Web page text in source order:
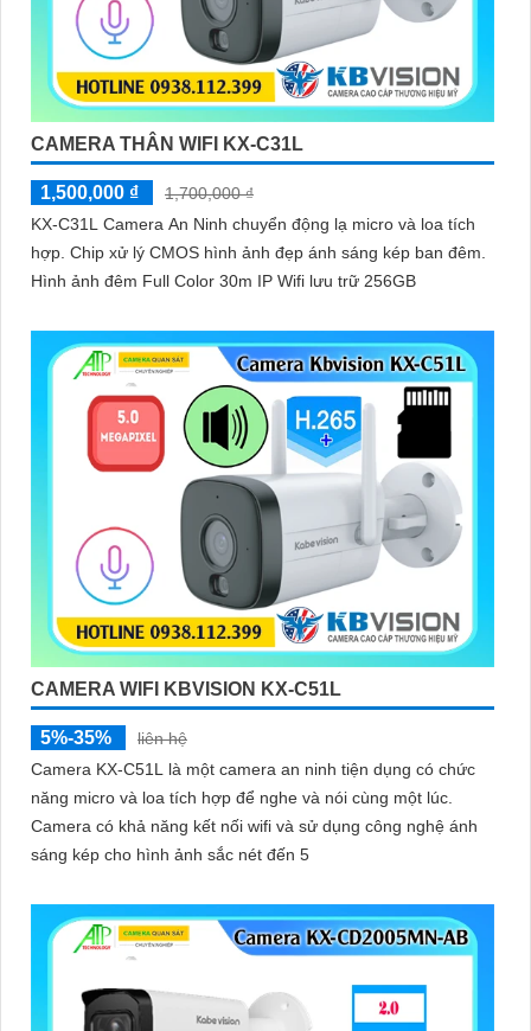
CAMERA THÂN WIFI KX-C31L
1,500,000 ₫
1,700,000 ₫
KX-C31L Camera An Ninh chuyển động lạ micro và loa tích
hợp. Chip xử lý CMOS hình ảnh đẹp ánh sáng kép ban đêm.
Hình ảnh đêm Full Color 30m IP Wifi lưu trữ 256GB
CAMERA WIFI KBVISION KX-C51L
5%-35%
liên hệ
Camera KX-C51L là một camera an ninh tiện dụng có chức
năng micro và loa tích hợp để nghe và nói cùng một lúc.
Camera có khả năng kết nối wifi và sử dụng công nghệ ánh
sáng kép cho hình ảnh sắc nét đến 5